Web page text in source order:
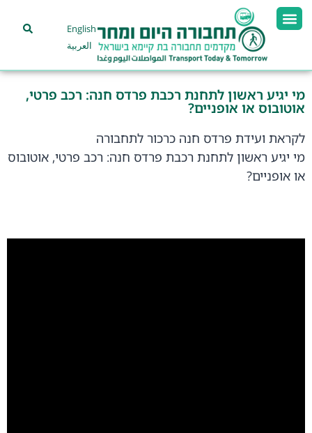
English
العربية
מי יגיע ראשון לתחנת רכבת פרדס חנה: רכב פרטי,
אוטובוס או אופניים?
לקראת ועידת פרדס חנה כרכור לתחבורה
מי יגיע ראשון לתחנת רכבת פרדס חנה: רכב פרטי, אוטובוס
או אופניים?